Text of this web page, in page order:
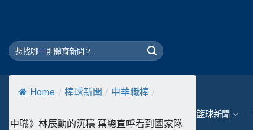
Home / 棒球新聞 / 中華職棒 /
中職》林辰勳的沉穩 葉總直呼看到國家隊
籃球新聞